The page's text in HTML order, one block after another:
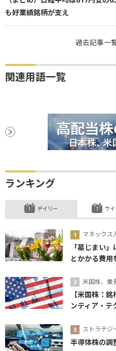
も好業績銘柄が支え
過去記事一
関連用語一覧
ランキング
デイリー
マネックス
「墓じまい
とかかる費用
米国株、業
【米国株：
ンティア・テ
ストラテジ
半導体株の調
ウ